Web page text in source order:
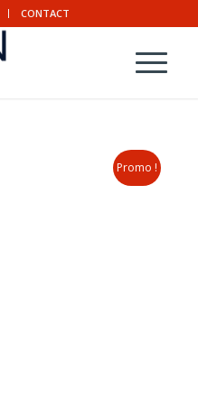
CONTACT
Promo !